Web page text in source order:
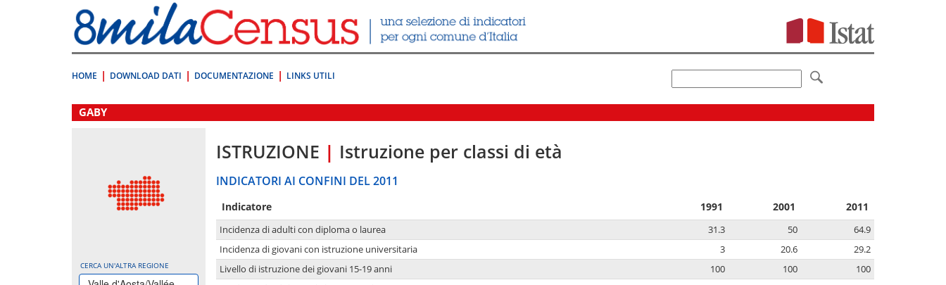
direttamente
a:
Contenuto
HOME DOWNLOAD DATI DOCUMENTAZIONE LINKS UTILI
.
GABY
CERCA UN'ALTRA REGIONE
ISTRUZIONE | Istruzione per classi di età
INDICATORI AI CONFINI DEL 2011
Indicatore 1991 2001 2011
Incidenza di adulti con diploma o laurea 31.3 50
64.9
Incidenza di giovani con istruzione universitaria
3 20.6
29.2
Livello di istruzione dei giovani 15-19 anni
100 100
100